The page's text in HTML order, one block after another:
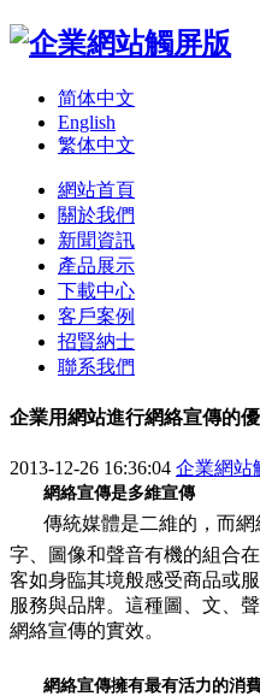
简体中文
English
繁体中文
網站首頁
關於我們
新聞資訊
產品展示
下載中心
客戶案例
招賢納士
聯系我們
企業用網站進行網絡宣傳的
2013-12-26 16:36:04 企業網站
網絡宣傳是多維宣傳
傳統媒體是二維的，而
字、圖像和聲音有機的組合
客如身臨其境般感受商品或
服務與品牌。這種圖、文、
網絡宣傳的實效。
網絡宣傳擁有最有活力的消